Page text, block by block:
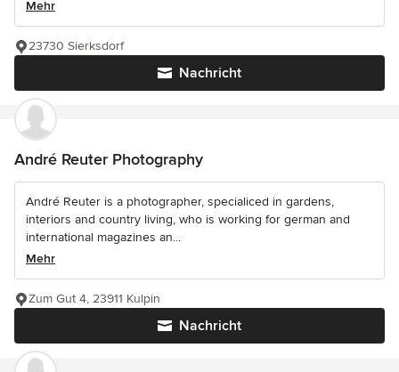
Mehr
Nachricht
23730 Sierksdorf
André Reuter Photography
André Reuter is a photographer, specialiced in gardens,
interiors and country living, who is working for german and
international magazines an...
Mehr
Nachricht
Zum Gut 4, 23911 Kulpin